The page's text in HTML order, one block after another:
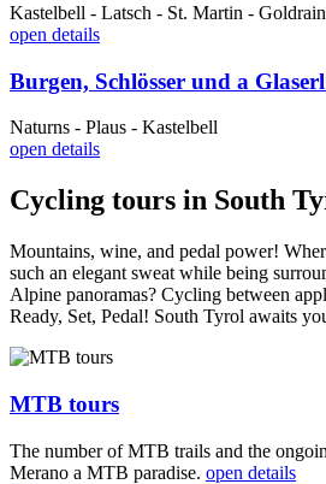
Kastelbell - Latsch - St. Martin -
open details
Burgen, Schlösser und a
Naturns - Plaus - Kastelbell
open details
Cycling tours in South
Mountains, wine, and pedal power!
such an elegant sweat while being
Alpine panoramas? Cycling between
Ready, Set, Pedal! South Tyrol awaits
MTB tours
The number of MTB trails and the
Merano a MTB paradise. open details